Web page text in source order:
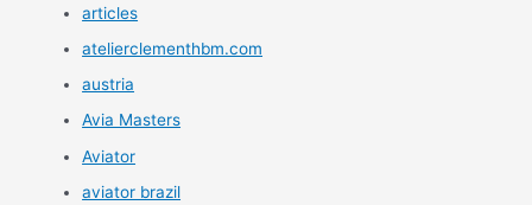
articles
atelierclementhbm.com
austria
Avia Masters
Aviator
aviator brazil